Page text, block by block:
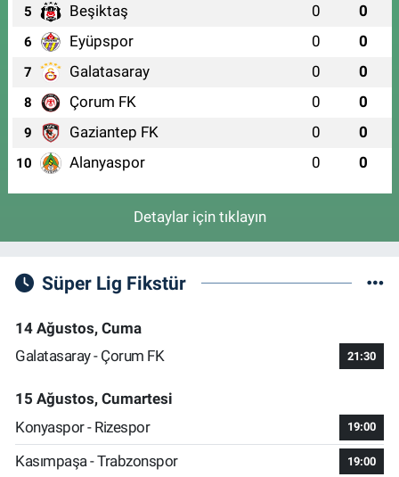
5 Beşiktaş 0 0
6 Eyüpspor 0 0
7 Galatasaray 0 0
8 Çorum FK 0 0
9 Gaziantep FK 0 0
10 Alanyaspor 0 0
Detaylar için tıklayın
Süper Lig Fikstür
14 Ağustos, Cuma
Galatasaray - Çorum FK
21:30
15 Ağustos, Cumartesi
Konyaspor - Rizespor
19:00
Kasımpaşa - Trabzonspor 19:00